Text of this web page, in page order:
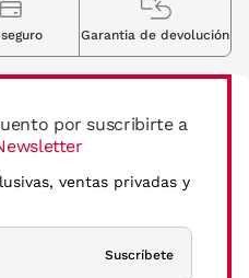
por suscribirte a
ventas privadas y
Suscríbete
Garantia de devolución